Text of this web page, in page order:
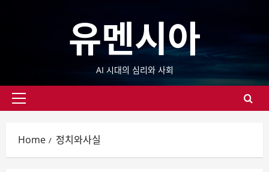
유멘시아
AI 시대의 심리와 사회
Primary
Home 정치와사실